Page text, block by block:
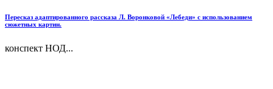
Пересказ адаптированного рассказа Л. Воронковой «Лебеди» с использованием
сюжетных картин.
конспект НОД...